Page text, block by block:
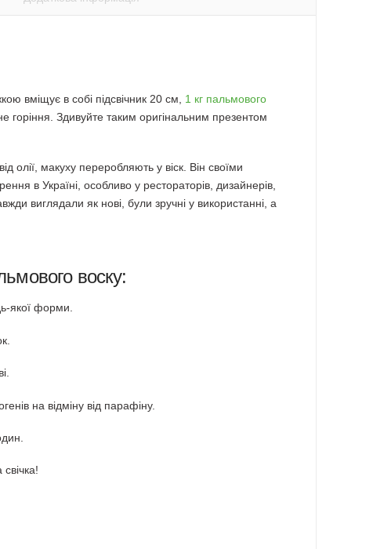
вміщує в собі підсвічник 20 см, 1 кг пальмового
горіння. Здивуйте таким оригінальним презентом
олії, макуху переробляють у віск. Він своїми
в Україні, особливо у рестораторів, дизайнерів,
виглядали як нові, були зручні у використанні, а
воску:
якої форми.
на відміну від парафіну.